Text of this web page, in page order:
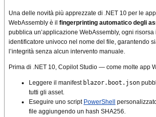
Una delle novità più apprezzate di .NET 10 per le
WebAssembly è il fingerprinting automatico degli
pubblica un’applicazione WebAssembly, ogni
identificatore univoco nel nome del file, garantendo
l’integrità senza alcun intervento manuale.
Prima di .NET 10, Copilot Studio — come molte app
Leggere il manifest blazor.boot.json
tutti gli asset.
Eseguire uno script PowerShell
file aggiungendo un hash SHA256.